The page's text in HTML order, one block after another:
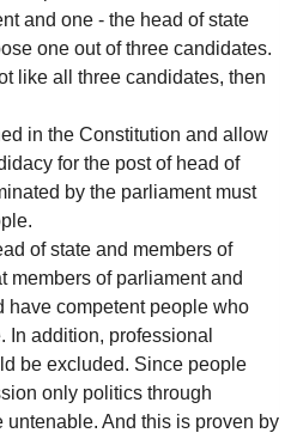
and one - the head of state
one out of three candidates.
like all three candidates, then
in the Constitution and allow
for the post of head of
by the parliament must
of state and members of
members of parliament and
have competent people who
In addition, professional
be excluded. Since people
only politics through
untenable. And this is proven by